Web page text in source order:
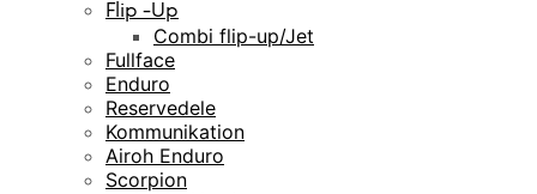
Flip -Up
Combi flip-up/Jet
Fullface
Enduro
Reservedele
Kommunikation
Airoh Enduro
Scorpion